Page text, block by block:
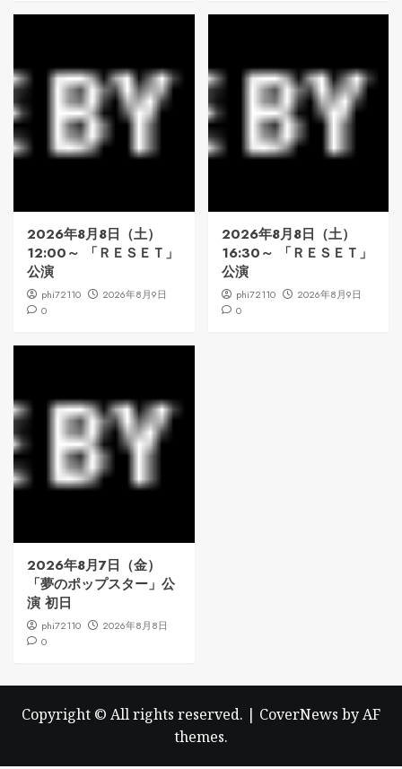
2026年8月8日（土）
12:00～ 「ＲＥＳＥＴ」
公演
phi72110
2026年8月9日
0
2026年8月8日（土）
16:30～ 「ＲＥＳＥＴ」
公演
phi72110
2026年8月9日
0
2026年8月7日（金）
「夢のポップスター」公
演 初日
phi72110
2026年8月8日
0
Copyright © All rights reserved. | CoverNews by AF
themes.